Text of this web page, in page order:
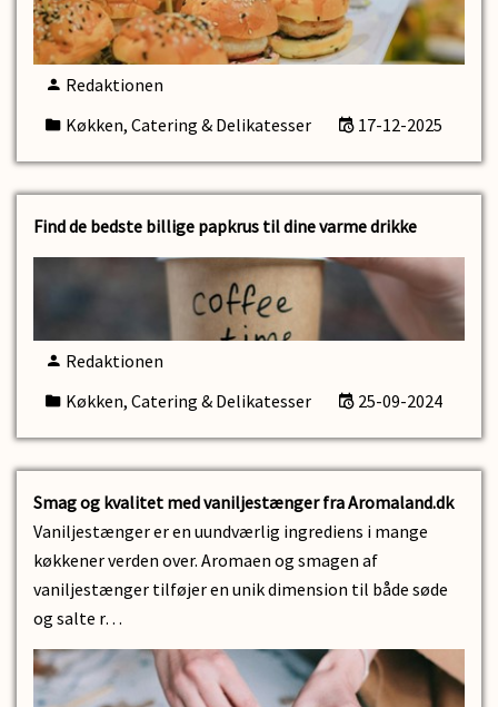
Redaktionen
Køkken, Catering & Delikatesser
17-12-2025
Find de bedste billige papkrus til dine varme drikke
Redaktionen
Køkken, Catering & Delikatesser
25-09-2024
Smag og kvalitet med vaniljestænger fra Aromaland.dk
Vaniljestænger er en uundværlig ingrediens i mange
køkkener verden over. Aromaen og smagen af
vaniljestænger tilføjer en unik dimension til både søde
og salte r…